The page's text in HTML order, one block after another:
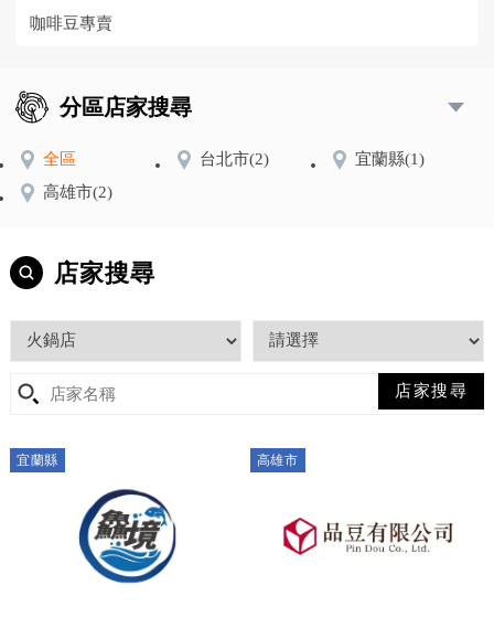
咖啡豆專賣
分區店家搜尋
全區 台北市(2) 宜蘭縣(1)
高雄市(2)
店家搜尋
宜蘭縣 高雄市